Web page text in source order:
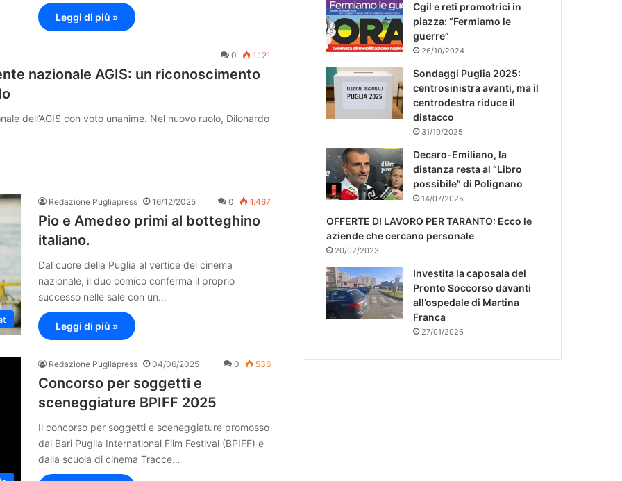
Leggi di più »
0 1.121
nazionale AGIS: un riconoscimento
dell’AGIS con voto unanime. Nel nuovo ruolo, Dilonardo
Redazione Pugliapress 16/12/2025 0 1.467
Pio e Amedeo primi al botteghino
italiano.
Dal cuore della Puglia al vertice del cinema
nazionale, il duo comico conferma il proprio
successo nelle sale con un…
Leggi di più »
Redazione Pugliapress 04/06/2025 0 536
Concorso per soggetti e
sceneggiature BPIFF 2025
Il concorso per soggetti e sceneggiature promosso
dal Bari Puglia International Film Festival (BPIFF) e
dalla scuola di cinema Tracce…
Cgil e reti promotrici in
piazza: “Fermiamo le
guerre”
26/10/2024
Sondaggi Puglia 2025:
centrosinistra avanti, ma il
centrodestra riduce il
distacco
31/10/2025
Decaro-Emiliano, la
distanza resta al “Libro
possibile” di Polignano
14/07/2025
OFFERTE DI LAVORO PER TARANTO: Ecco le
aziende che cercano personale
20/02/2023
Investita la caposala del
Pronto Soccorso davanti
all’ospedale di Martina
Franca
27/01/2026